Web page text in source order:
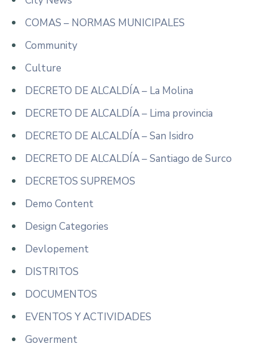
COMAS – NORMAS MUNICIPALES
Community
Culture
DECRETO DE ALCALDÍA – La Molina
DECRETO DE ALCALDÍA – Lima provincia
DECRETO DE ALCALDÍA – San Isidro
DECRETO DE ALCALDÍA – Santiago de Surco
DECRETOS SUPREMOS
Demo Content
Design Categories
Devlopement
DISTRITOS
DOCUMENTOS
EVENTOS Y ACTIVIDADES
Goverment